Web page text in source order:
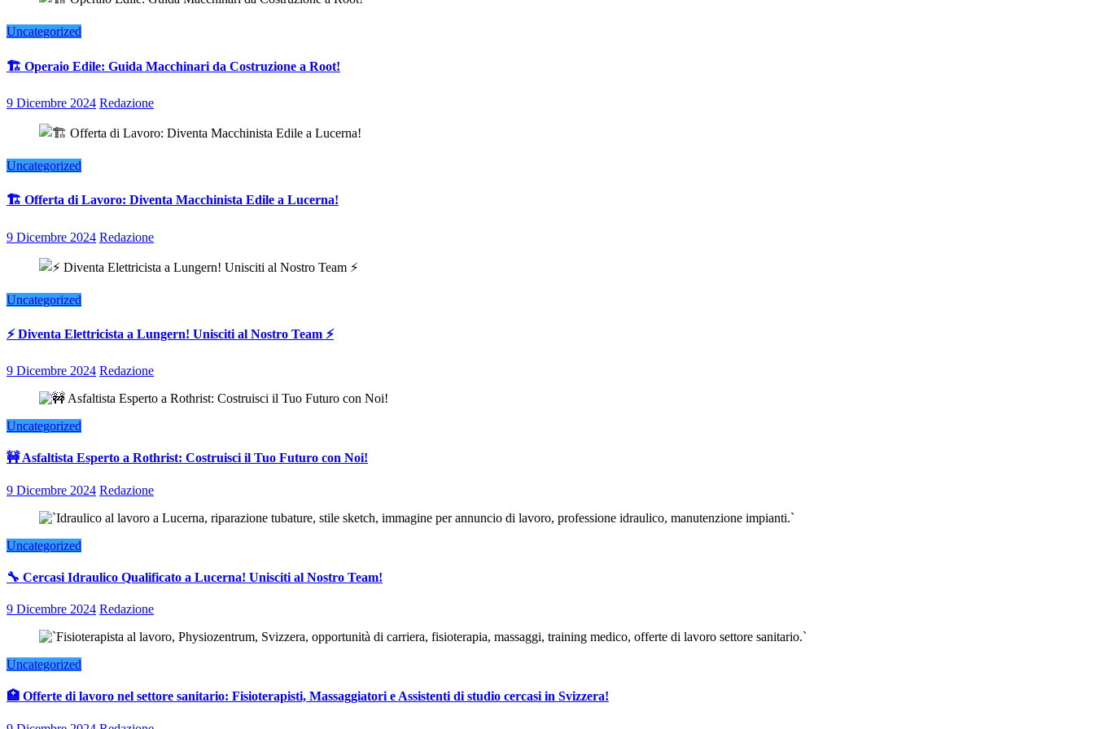
Uncategorized
🏗️ Operaio Edile: Guida Macchinari da Costruzione a Root!
9 Dicembre 2024 Redazione
Uncategorized
🏗️ Offerta di Lavoro: Diventa Macchinista Edile a Lucerna!
9 Dicembre 2024 Redazione
Uncategorized
⚡ Diventa Elettricista a Lungern! Unisciti al Nostro Team ⚡
9 Dicembre 2024 Redazione
Uncategorized
🚧 Asfaltista Esperto a Rothrist: Costruisci il Tuo Futuro con Noi!
9 Dicembre 2024 Redazione
Uncategorized
🔧 Cercasi Idraulico Qualificato a Lucerna! Unisciti al Nostro Team!
9 Dicembre 2024 Redazione
Uncategorized
🏥 Offerte di lavoro nel settore sanitario: Fisioterapisti, Massaggiatori e Assistenti di studio cercasi in Svizzera!